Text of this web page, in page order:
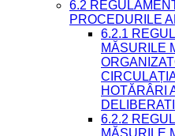
6.2
PROCEDURILE
6.2.1
MĂSURILE
HOTĂRÂRI
6.2.2
MĂSURILE